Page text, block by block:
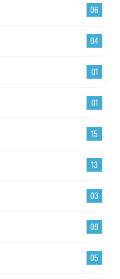
06
04
01
01
15
13
03
09
05